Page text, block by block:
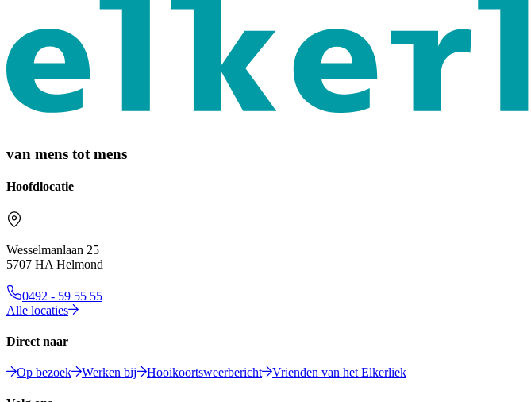
van mens tot mens
Hoofdlocatie
Wesselmanlaan 25
5707 HA Helmond
0492 - 59 55 55
Alle locaties
Direct naar
Op bezoek Werken bij Hooikoortsweerbericht Vrienden van het Elkerliek